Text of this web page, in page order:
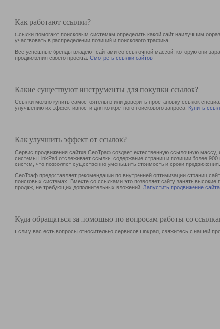
Как работают ссылки?
Ссылки помогают поисковым системам определить какой сайт наилучшим
участвовать в раcпределении позиций и поискового трафика.
Все успешные бренды владеют сайтами со ссылочной массой, которую они
продвижения своего проекта. Смотреть ссылки сайтов
Какие существуют инструменты для покупки ссылок?
Ссылки можно купить самостоятельно или доверить простановку ссылок
улучшению их эффективности для конкретного поискового запроса. Купить
Как улучшить эффект от ссылок?
Сервис продвижения сайтов СеоТраф создает естественную ссылочную
системы LinkPad отслеживает ссылки, содержание страниц и позиции более
систем, что позволяет существенно уменьшить стоимость и сроки продвижения.
СеоТраф предоставляет рекомендации по внутренней оптимизации страниц
поисковых системах. Вместе со ссылками это позволяет сайту занять
продаж, не требующих дополнительных вложений. Запустить продвижение сайта
Куда обращаться за помощью по вопросам работы со
Если у вас есть вопросы относительно сервисов Linkpad, свяжитесь с нашей